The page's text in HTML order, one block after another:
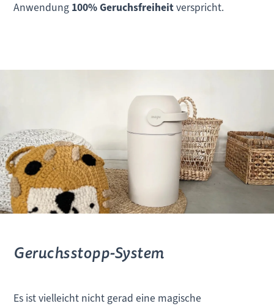
Anwendung 100% Geruchsfreiheitverspricht.
Geruchsstopp-System
Es ist vielleicht nicht gerad eine magische